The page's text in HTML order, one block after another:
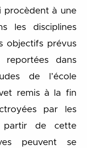
procèdent à une
les disciplines
objectifs prévus
dans
de l’école
remis à la fin
par les
partir de cette
peuvent se